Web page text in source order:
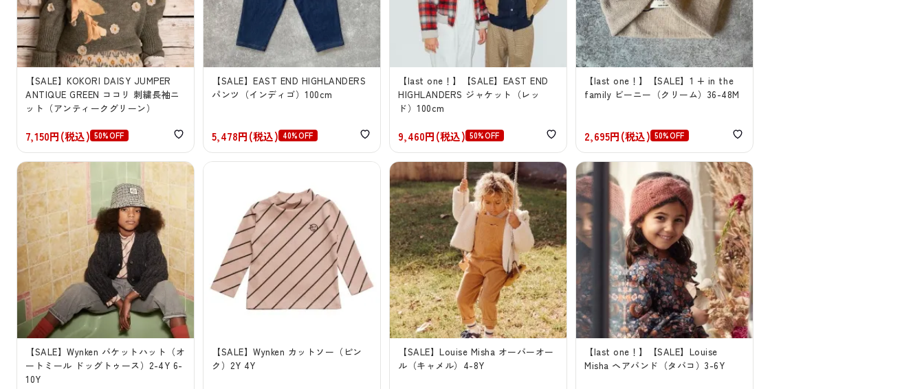
【SALE】KOKORI DAISY JUMPER
ANTIQUE GREEN ココリ 刺繍長袖ニ
ット（アンティークグリーン）
7,150円(税込) 50%OFF
【SALE】EAST END HIGHLANDERS
パンツ（インディゴ）100cm
5,478円(税込) 40%OFF
【last one！】【SALE】EAST END
HIGHLANDERS ジャケット（レッ
ド）100cm
9,460円(税込) 50%OFF
【last one！】【SALE】1 + in the
family ビーニー（クリーム）36-48M
2,695円(税込) 50%OFF
【SALE】Wynken バケットハット（オ
ートミール ドッグトゥース）2-4Y 6-
10Y
【SALE】Wynken カットソー（ピン
ク）2Y 4Y
【SALE】Louise Misha オーバーオー
ル（キャメル）4-8Y
【last one！】【SALE】Louise
Misha ヘアバンド（タバコ）3-6Y